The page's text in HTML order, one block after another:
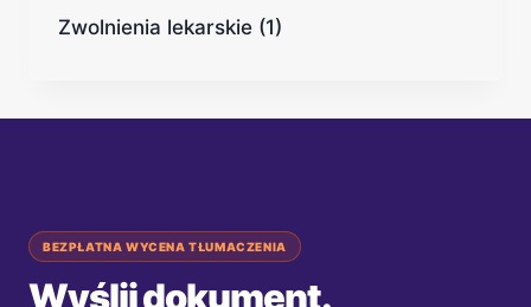
Zwolnienia lekarskie (1)
BEZPŁATNA WYCENA TŁUMACZENIA
Wyślij dokument.